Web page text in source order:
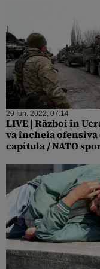
29 Iun. 2022, 07:14
LIVE | Război în
va încheia ofensiva
capitula / NATO
Klitschko solicită
pentru Ucraina